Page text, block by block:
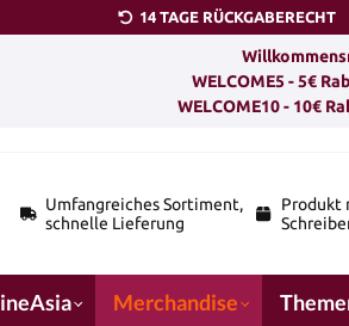
14 TAGE RÜCKGABERECHT
WELCOME5 - 5€
WELCOME10 - 10€
Umfangreiches Sortiment,
schnelle Lieferung
Produkt
Merchandise